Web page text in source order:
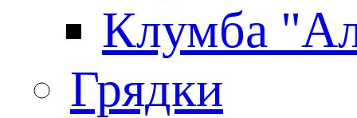
Клумба
Грядки